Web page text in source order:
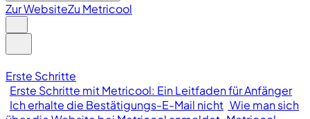
Zur WebsiteZu Metricool
Erste Schritte
Erste Schritte mit Metricool: Ein Leitfaden für Anfänger
Ich erhalte die Bestätigungs-E-Mail nicht Wie man sich